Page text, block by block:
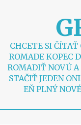
CHCETE SI ČÍTAŤ
ROMADE KOPEC
ROMADIŤ NOVÚ A
STAČIŤ JEDEN
EŇ PLNÝ